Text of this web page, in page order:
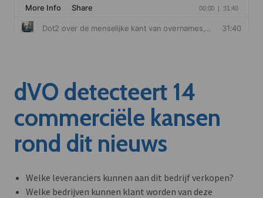
dVO detecteert 14
commerciële kansen
rond dit nieuws
Welke leveranciers kunnen aan dit bedrijf verkopen?
Welke bedrijven kunnen klant worden van deze